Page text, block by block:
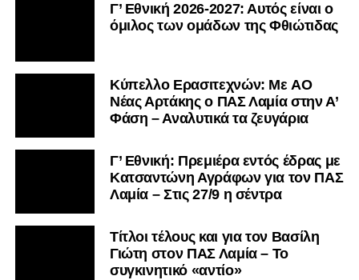
Γ’ Εθνική 2026-2027: Αυτός είναι ο
όμιλος των ομάδων της Φθιώτιδας
Kύπελλο Ερασιτεχνών: Με AO
Nέας Αρτάκης ο ΠΑΣ Λαμία στην Α’
Φάση – Αναλυτικά τα ζευγάρια
Γ’ Εθνική: Πρεμιέρα εντός έδρας με
Κατσαντώνη Αγράφων για τον ΠΑΣ
Λαμία – Στις 27/9 η σέντρα
Τίτλοι τέλους και για τον Βασίλη
Γιώτη στον ΠΑΣ Λαμία – Το
συγκινητικό «αντίο»